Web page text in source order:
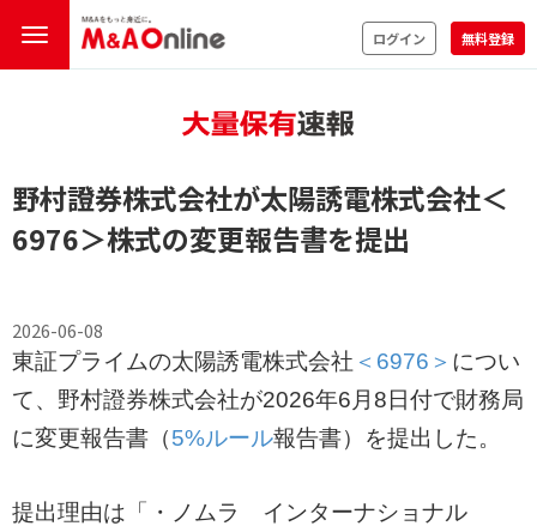
ログイン 無料登録
野村證券株式会社が太陽誘電株式会社＜
6976＞株式の変更報告書を提出
2026-06-08
東証プライムの太陽誘電株式会社 ＜6976＞ につい
て、野村證券株式会社が2026年6月8日付で財務局
に変更報告書（5%ルール報告書）を提出した。
提出理由は「・ノムラ インターナショナル